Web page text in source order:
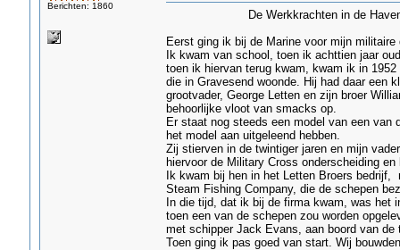
Berichten: 1860
De Werkkrachten in de
Eerst ging ik bij de Marine voor mijn
Ik kwam van school, toen ik achttien jaar
toen ik hiervan terug kwam, kwam ik in
die in Gravesend woonde. Hij had daar een
grootvader, George Letten en zijn broer
behoorlijke vloot van smacks op.
Er staat nog steeds een model van een
het model aan uitgeleend hebben.
Zij stierven in de twintiger jaren en mijn
hiervoor de Military Cross onderscheiding
Ik kwam bij hen in het Letten Broers
Steam Fishing Company, die de schepen
In die tijd, dat ik bij de firma kwam, was het
toen een van de schepen zou worden
met schipper Jack Evans, aan boord van de
Toen ging ik pas goed van start. Wij